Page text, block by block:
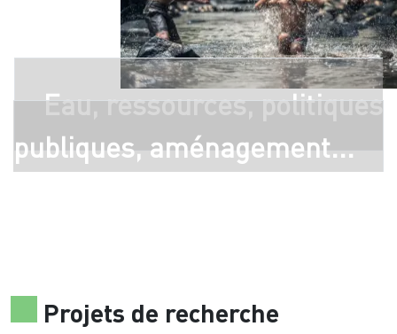
Eau, ressources, politiques
publiques, aménagement...
Projets de recherche